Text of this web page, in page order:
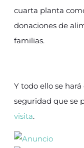
cuarta planta
donaciones de
familias.
Y todo ello se
seguridad que se
visita.